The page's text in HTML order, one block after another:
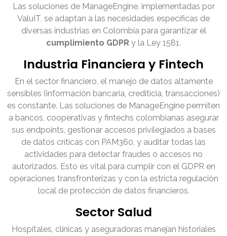
Las soluciones de ManageEngine, implementadas por
ValuIT, se adaptan a las necesidades específicas de
diversas industrias en Colombia para garantizar el
cumplimiento GDPR y la Ley 1581.
Industria Financiera y Fintech
En el sector financiero, el manejo de datos altamente
sensibles (información bancaria, crediticia, transacciones)
es constante. Las soluciones de ManageEngine permiten
a bancos, cooperativas y fintechs colombianas asegurar
sus endpoints, gestionar accesos privilegiados a bases
de datos críticas con PAM360, y auditar todas las
actividades para detectar fraudes o accesos no
autorizados. Esto es vital para cumplir con el GDPR en
operaciones transfronterizas y con la estricta regulación
local de protección de datos financieros.
Sector Salud
Hospitales, clínicas y aseguradoras manejan historiales